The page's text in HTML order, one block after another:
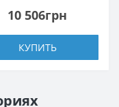
10 506грн
КУПИТЬ